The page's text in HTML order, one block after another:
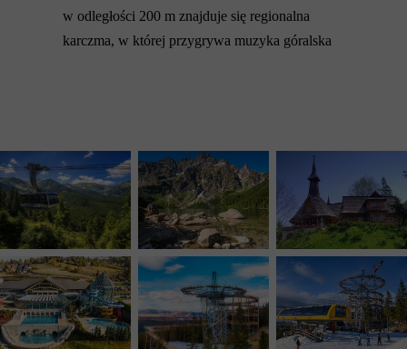
w odległości 200 m znajduje się regionalna
karczma, w której przygrywa muzyka góralska